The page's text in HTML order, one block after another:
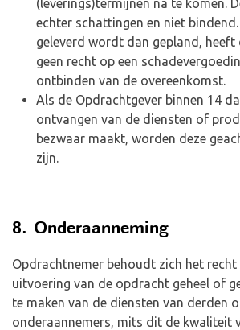
(leverings)termijnen na te komen.
echter schattingen en niet
geleverd wordt dan gepland, heeft
geen recht op een
ontbinden van de overeenkomst.
Als de Opdrachtgever binnen 14
ontvangen van de diensten of
bezwaar maakt, worden deze
zijn.
8. Onderaanneming
Opdrachtnemer behoudt zich het
uitvoering van de opdracht geheel of
te maken van de diensten van derden
onderaannemers, mits dit de kwaliteit